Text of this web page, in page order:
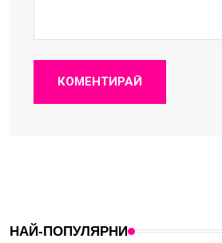
КОМЕНТИРАЙ
НАЙ-ПОПУЛЯРНИ